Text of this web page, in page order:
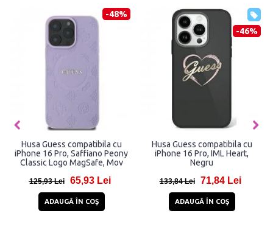
-48%
Husa Guess compatibila cu
iPhone 16 Pro, Saffiano Peony
Classic Logo MagSafe, Mov
125,93 Lei 65,93 Lei
ADAUGĂ ÎN COŞ
-46%
Husa Guess compatibila cu
iPhone 16 Pro, IML Heart,
Negru
133,84 Lei 71,84 Lei
ADAUGĂ ÎN COŞ